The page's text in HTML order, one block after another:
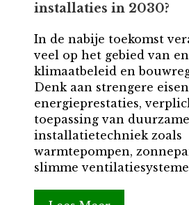
installaties in 2030?
In de nabije toekomst
veel op het gebied van
klimaatbeleid en
Denk aan strengere
energieprestaties,
toepassing van duurzame
installatietechniek zoals
warmtepompen,
slimme